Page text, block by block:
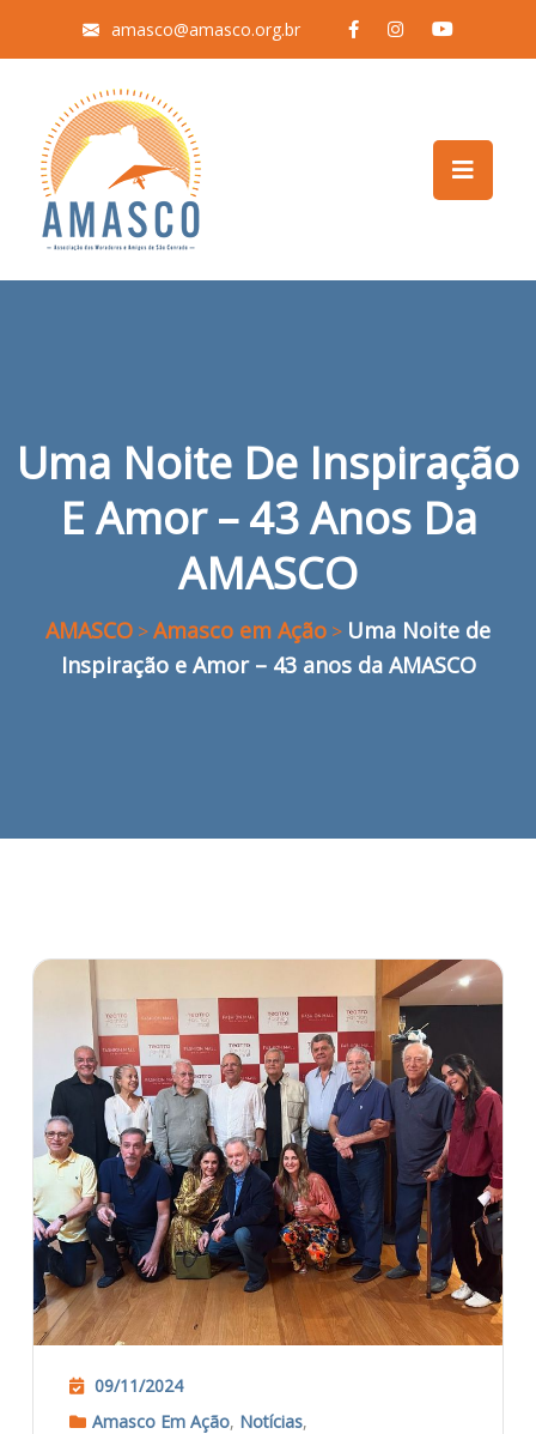
amasco@amasco.org.br
Uma Noite De Inspiração
E Amor – 43 Anos Da
AMASCO
AMASCO >Amasco em Ação > Uma Noite de
Inspiração e Amor – 43 anos da AMASCO
09/11/2024
Amasco Em Ação, Notícias,